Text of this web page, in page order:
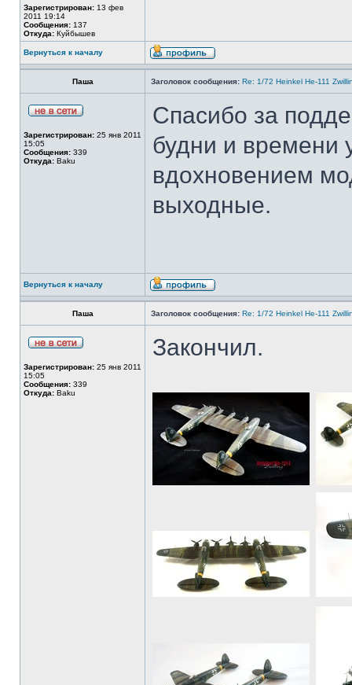
Зарегистрирован: 13 фев
2011 19:14
Сообщения: 137
Откуда: Куйбышев
Вернуться к началу
Паша Заголовок сообщения: Re: 1/72 Heinkel He-111
Зарегистрирован: 25 янв 2011
15:05
Сообщения: 339
Откуда: Baku
Спасибо за
будни и времени
вдохновением
выходные.
Вернуться к началу
Паша Заголовок сообщения: Re: 1/72 Heinkel He-111
Зарегистрирован: 25 янв 2011
15:05
Сообщения: 339
Откуда: Baku
Закончил.